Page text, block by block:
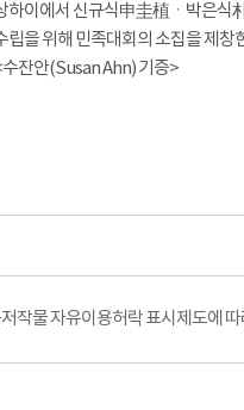
하이에서 신규식申圭植ㆍ박은식
립을 위해 민족대회의 소집을 제창
잔안(Susan Ahn) 기증>
작물 자유이용허락 표시제도에